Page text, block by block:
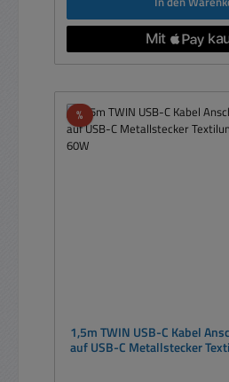
%Rabatt
1,5m TWIN USB-C Kabel
auf USB-C Metallstecker